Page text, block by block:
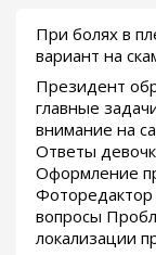
При болях в
вариант на
Президент
главные
внимание на
Ответы
Оформление
вопросы
локализации